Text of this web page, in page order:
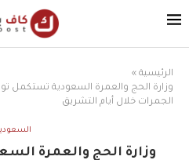
الرئيسية »
وزارة الحج والعمرة السعودية تستكمل
الجمرات خلال أيام التشريق
وزارة الحج والعمرة